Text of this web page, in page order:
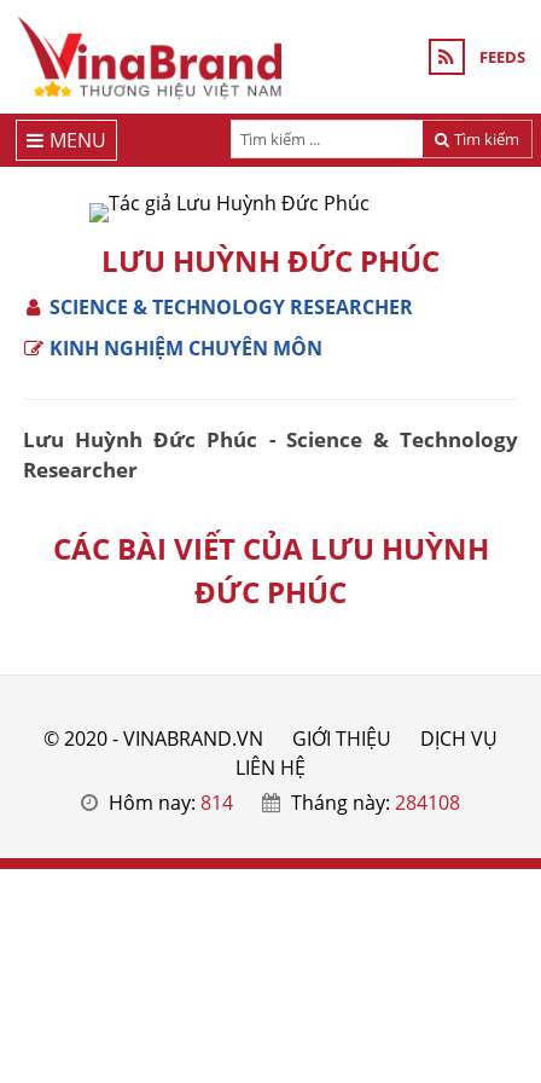
FEEDS
Tìm kiếm
MENU
LƯU HUỲNH ĐỨC PHÚC
SCIENCE & TECHNOLOGY RESEARCHER
KINH NGHIỆM CHUYÊN MÔN
Lưu Huỳnh Đức Phúc - Science & Technology
Researcher
CÁC BÀI VIẾT CỦA LƯU HUỲNH
ĐỨC PHÚC
© 2020 - VINABRAND.VN GIỚI THIỆU
DỊCH VỤ
LIÊN HỆ
Hôm nay: 814 Tháng này: 284108